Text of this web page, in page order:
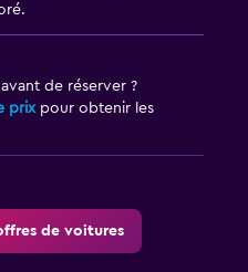
de réserver ?
prixpour obtenir les
de voitures